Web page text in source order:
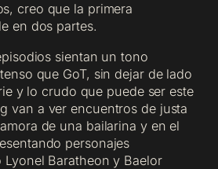
creo que la primera
en dos partes.
sientan un tono
que GoT, sin dejar de lado
y lo crudo que puede ser este
van a ver encuentros de justa
de una bailarina y en el
personajes
Baratheon y Baelor